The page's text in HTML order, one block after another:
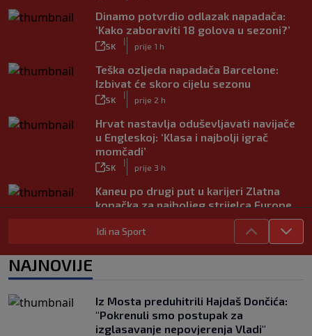
Dinamo potvrdio odlazak napadača:
‘Kako zaboraviti 18 golova u sezoni?’
SK
|
prije 1 h
Teška ozljeda napadača Barcelone:
Izbivat će skoro cijelu sezonu
SK
|
prije 2 h
Hrvat nastavlja oduševljavati navijače
u Engleskoj: ‘Klasa i najbolji igrač
momčadi’
SK
|
prije 3 h
Kaneu po drugi put u karijeri Zlatna
kopačka za najboljeg strijelca Europe
Podatak koji zabrinjava navijače: Ovo
se Hajduku dogodilo u čak pet utakmica
ANKETA / Treba li Hajduk smijeniti
Gonzala Garciju?
Idi na Sport
NAJNOVIJE
Iz Mosta preduhitrili Hajdaš Dončića:
"Pokrenuli smo postupak za
izglasavanje nepovjerenja Vladi"